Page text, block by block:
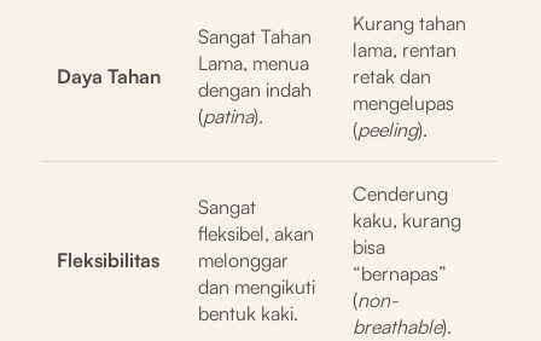
Daya Tahan
Sangat Tahan
Lama, menua
dengan indah
(patina).
Kurang tahan
lama, rentan
retak dan
mengelupas
(peeling).
Fleksibilitas
Sangat
fleksibel, akan
melonggar
dan mengikuti
bentuk kaki.
Cenderung
kaku, kurang
bisa
“bernapas”
(non-
breathable).